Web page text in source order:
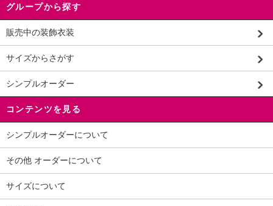
グループから探す
販売中の装飾衣装
サイズからさがす
シンプルオーダー
コンテンツを見る
シンプルオーダーについて
その他 オーダーについて
サイズについて